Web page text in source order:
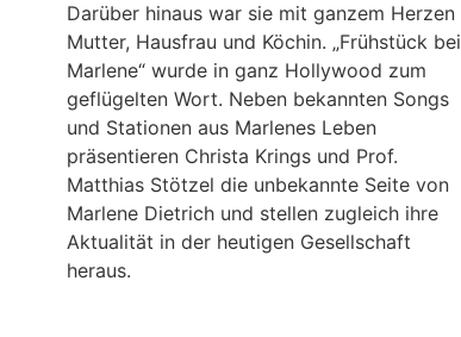
Darüber hinaus war sie mit ganzem Herzen
Mutter, Hausfrau und Köchin. „Frühstück bei
Marlene“ wurde in ganz Hollywood zum
geflügelten Wort. Neben bekannten Songs
und Stationen aus Marlenes Leben
präsentieren Christa Krings und Prof.
Matthias Stötzel die unbekannte Seite von
Marlene Dietrich und stellen zugleich ihre
Aktualität in der heutigen Gesellschaft
heraus.